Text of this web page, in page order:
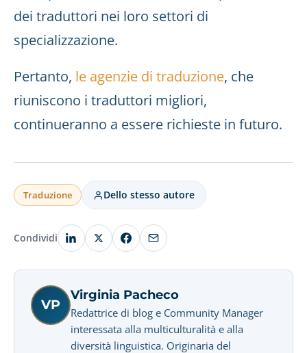
dei traduttori nei loro settori di
specializzazione.
Pertanto, le agenzie di traduzione, che
riuniscono i traduttori migliori,
continueranno a essere richieste in futuro.
Traduzione Dello stesso autore
Condividi
VP
Virginia Pacheco
Redattrice di blog e Community Manager
interessata alla multiculturalità e alla
diversità linguistica. Originaria del